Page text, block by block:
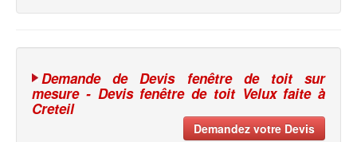
Demande de Devis fenêtre de toit sur
mesure - Devis fenêtre de toit Velux faite à
Creteil
Demandez votre Devis